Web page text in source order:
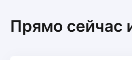
Андрей К.
Прямо сейчас